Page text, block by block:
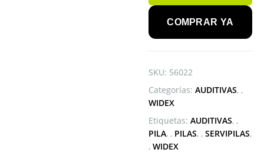
cantidad
COMPRAR YA
SKU: 56022
Categorías: AUDITIVAS ,
WIDEX
Etiquetas: AUDITIVAS ,
PILA , PILAS , SERVIPILAS
, WIDEX